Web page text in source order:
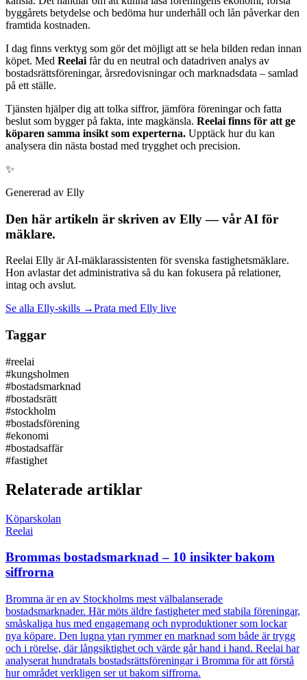
byggårets betydelse och bedöma hur underhåll och lån påverkar den
framtida kostnaden.
I dag finns verktyg som gör det möjligt att se hela bilden redan innan
köpet. Med Reelai får du en neutral och datadriven analys av
bostadsrättsföreningar, årsredovisningar och marknadsdata – samlad
på ett ställe.
Tjänsten hjälper dig att tolka siffror, jämföra föreningar och fatta
beslut som bygger på fakta, inte magkänsla. Reelai finns för att ge
köparen samma insikt som experterna. Upptäck hur du kan
analysera din nästa bostad med trygghet och precision.
✨
Genererad av Elly
Den här artikeln är skriven av Elly — vår AI för
mäklare.
Reelai Elly är AI-mäklarassistenten för svenska fastighetsmäklare.
Hon avlastar det administrativa så du kan fokusera på relationer,
intag och avslut.
Se alla Elly-skills →Prata med Elly live
Taggar
#reelai
#kungsholmen
#bostadsmarknad
#bostadsrätt
#stockholm
#bostadsförening
#ekonomi
#bostadsaffär
#fastighet
Relaterade artiklar
Köparskolan
Reelai
Brommas bostadsmarknad – 10 insikter bakom
siffrorna
Bromma är en av Stockholms mest välbalanserade
bostadsmarknader. Här möts äldre fastigheter med stabila föreningar,
småskaliga hus med engagemang och nyproduktioner som lockar
nya köpare. Den lugna ytan rymmer en marknad som både är trygg
och i rörelse, där långsiktighet och värde går hand i hand. Reelai har
analyserat hundratals bostadsrättsföreningar i Bromma för att förstå
hur området verkligen ser ut bakom siffrorna.